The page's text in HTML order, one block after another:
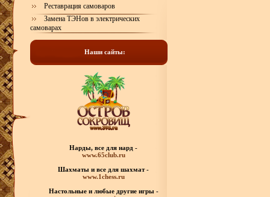
Реставрация самоваров
Замена ТЭНов в электрических
самоварах
Наши сайты:
Нарды, все для нард -
www.65club.ru
Шахматы и все для шахмат -
www.1chess.ru
Настольные и любые другие игры -